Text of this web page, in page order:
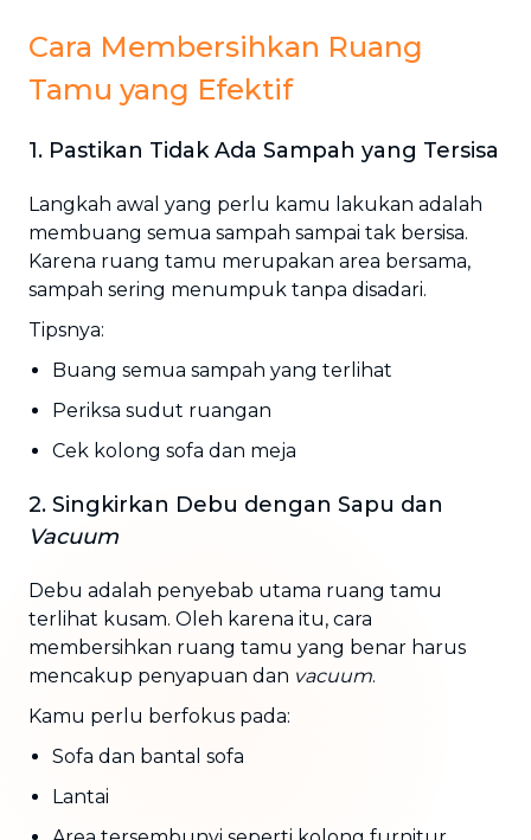
Cara Membersihkan Ruang
Tamu yang Efektif
1. Pastikan Tidak Ada Sampah yang Tersisa
Langkah awal yang perlu kamu lakukan adalah
membuang semua sampah sampai tak bersisa.
Karena ruang tamu merupakan area bersama,
sampah sering menumpuk tanpa disadari.
Tipsnya:
Buang semua sampah yang terlihat
Periksa sudut ruangan
Cek kolong sofa dan meja
2. Singkirkan Debu dengan Sapu dan
Vacuum
Debu adalah penyebab utama ruang tamu
terlihat kusam. Oleh karena itu, cara
membersihkan ruang tamu yang benar harus
mencakup penyapuan dan vacuum.
Kamu perlu berfokus pada:
Sofa dan bantal sofa
Lantai